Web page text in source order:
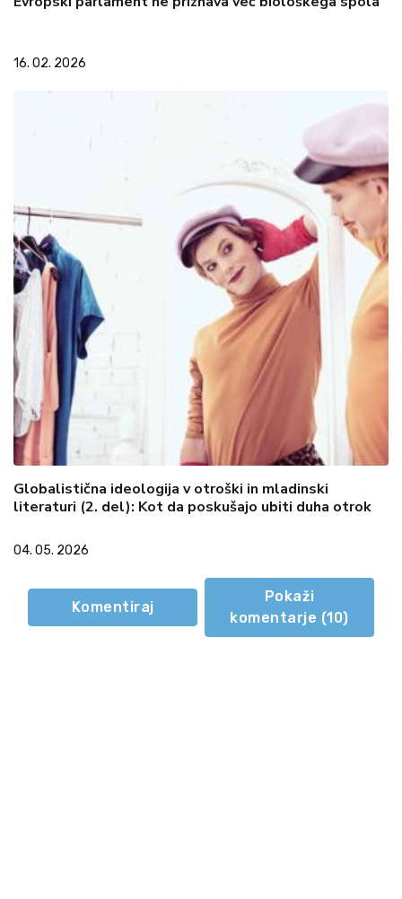
16. 02. 2026
Globalistična ideologija v otroški in mladinski
literaturi (2. del): Kot da poskušajo ubiti duha otrok
04. 05. 2026
Komentiraj
Pokaži
komentarje (10)